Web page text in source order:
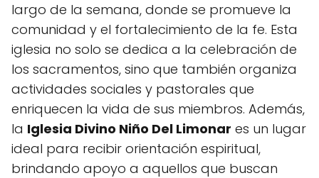
largo de la semana, donde se promueve la
comunidad y el fortalecimiento de la fe. Esta
iglesia no solo se dedica a la celebración de
los sacramentos, sino que también organiza
actividades sociales y pastorales que
enriquecen la vida de sus miembros. Además,
la Iglesia Divino Niño Del Limonar es un lugar
ideal para recibir orientación espiritual,
brindando apoyo a aquellos que buscan